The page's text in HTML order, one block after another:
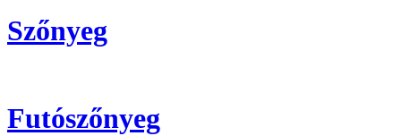
Szőnyeg
Futószőnyeg